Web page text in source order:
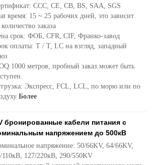
CCC, CE, CB, BS, SAA, SGS
время: 15 ~ 25 рабочих дней, это зависит
количество заказа
срок: ФОБ, CFR, CIF, Франко-завод
оплаты: T / T, LC на взгляд, западный
метров, пробный заказ может быть
Экспресс, FCL, LCL, по морю или по
Более
бронированные кабели питания с
напряжением до 500кВ
напряжение: 50/66KV, 64/66KV,
110кВ, 127/220кВ, 290/550KV